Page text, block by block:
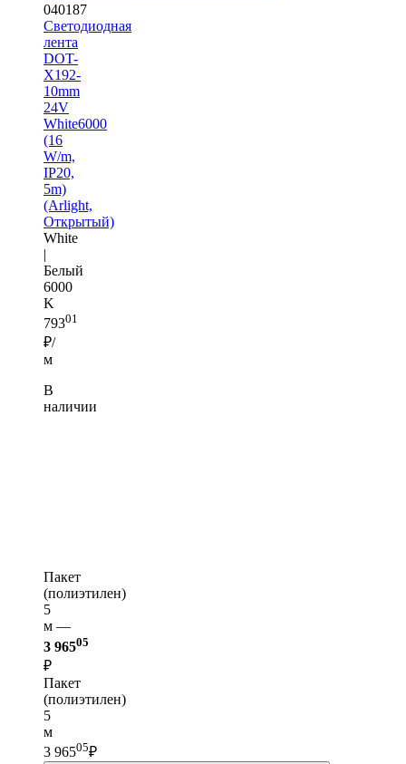
040187
Светодиодная
лента
DOT-
X192-
10mm
24V
White6000
(16
W/m,
IP20,
5m)
(Arlight,
Открытый)
White
|
Белый
6000
K
79301
₽/
м
В
наличии
Пакет
(полиэтилен)
5
м —
3 96505
₽
Пакет
(полиэтилен)
5
м
3 96505₽